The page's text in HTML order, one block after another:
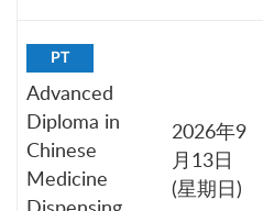
PT
Advanced
Diploma in
Chinese
Medicine
2026年9
月13日
(星期日)